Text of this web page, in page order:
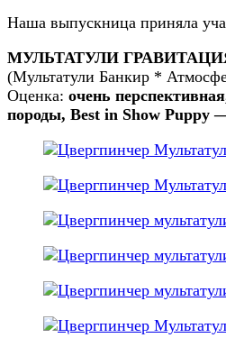
Наша выпускница приняла
МУЛЬТАТУЛИ
(Мультатули Банкир *
Оценка: очень
породы, Best in Show Puppy